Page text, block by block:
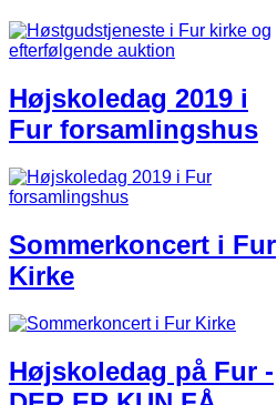
Højskoledag 2019 i
Fur forsamlingshus
Sommerkoncert i Fur
Kirke
Højskoledag på Fur -